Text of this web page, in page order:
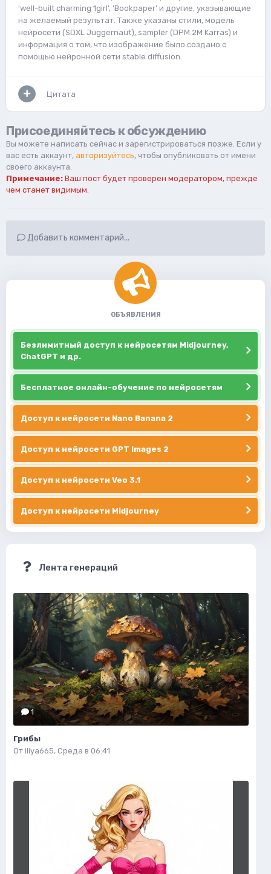
'well-built charming 1girl', 'Bookpaper' и другие, указывающие
на желаемый результат. Также указаны стили, модель
нейросети (SDXL Juggernaut), sampler (DPM 2M Karras) и
информация о том, что изображение было создано с
помощью нейронной сети stable diffusion.
Цитата
Присоединяйтесь к обсуждению
Вы можете написать сейчас и зарегистрироваться позже. Если у
вас есть аккаунт, авторизуйтесь, чтобы опубликовать от имени
своего аккаунта.
Примечание: Ваш пост будет проверен модератором, прежде
чем станет видимым.
Добавить комментарий...
ОБЪЯВЛЕНИЯ
Безлимитный доступ к нейросетям Midjourney,
ChatGPT и др.
Бесплатное онлайн-обучение по нейросетям
Доступ к нейросети Nano Banana 2
Доступ к нейросети GPT Images 2
Доступ к нейросети Veo 3.1
Доступ к нейросети Midjourney
Лента генераций
1
Грибы
От iliya665, Среда в 06:41